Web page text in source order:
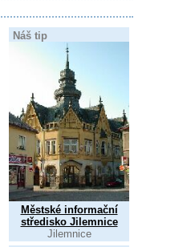
Náš tip
Městské informační
středisko Jilemnice
Jilemnice